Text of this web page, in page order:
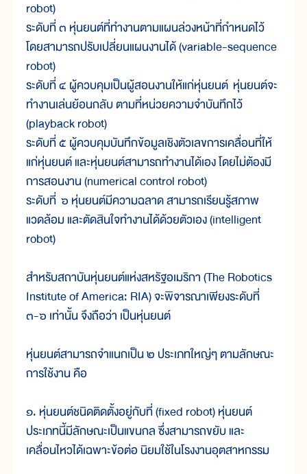
robot)
ระดับที่ ๓ หุ่นยนต์ที่ทำงานตามแผนล่วงหน้าที่กำหนดไว้
โดยสามารถปรับเปลี่ยนแผนงานได้ (variable-sequence
robot)
ระดับที่ ๔ ผู้ควบคุมเป็นผู้สอนงานให้แก่หุ่นยนต์ หุ่นยนต์จะ
ทำงานเล่นย้อนกลับ ตามที่หน่วยความจำบันทึกไว้
(playback robot)
ระดับที่ ๕ ผู้ควบคุมบันทึกข้อมูลเชิงตัวเลขการเคลื่อนที่ให้
แก่หุ่นยนต์ และหุ่นยนต์สามารถทำงานได้เอง โดยไม่ต้องมี
การสอนงาน (numerical control robot)
ระดับที่ ๖ หุ่นยนต์มีความฉลาด สามารถเรียนรู้สภาพ
แวดล้อม และตัดสินใจทำงานได้ด้วยตัวเอง (intelligent
robot)
สำหรับสถาบันหุ่นยนต์แห่งสหรัฐอเมริกา (The Robotics
Institute of America: RIA) จะพิจารณาเพียงระดับที่
๓-๖ เท่านั้น จึงถือว่า เป็นหุ่นยนต์
หุ่นยนต์สามารถจำแนกเป็น ๒ ประเภทใหญ่ๆ ตามลักษณะ
การใช้งาน คือ
๑. หุ่นยนต์ชนิดติดตั้งอยู่กับที่ (fixed robot) หุ่นยนต์
ประเภทนี้มีลักษณะเป็นแขนกล ซึ่งสามารถขยับ และ
เคลื่อนไหวได้เฉพาะข้อต่อ นิยมใช้ในโรงงานอุตสาหกรรม